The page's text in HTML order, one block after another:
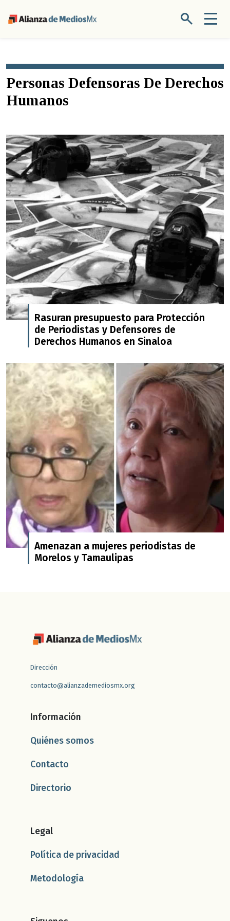
Personas Defensoras De Derechos
Humanos
Rasuran presupuesto para Protección
de Periodistas y Defensores de
Derechos Humanos en Sinaloa
Amenazan a mujeres periodistas de
Morelos y Tamaulipas
Dirección
contacto@alianzademediosmx.org
Información
Quiénes somos
Contacto
Directorio
Legal
Política de privacidad
Metodología